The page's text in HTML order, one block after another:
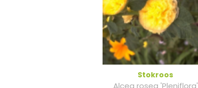
Stokroos
Alcea rosea 'Pleniflora'